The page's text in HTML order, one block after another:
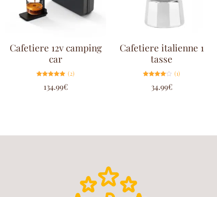
Cafetiere 12v camping
car
5.00
sur 5
(2)
134.99€
Cafetiere italienne 1
tasse
4.00
sur 5
(1)
34.99€